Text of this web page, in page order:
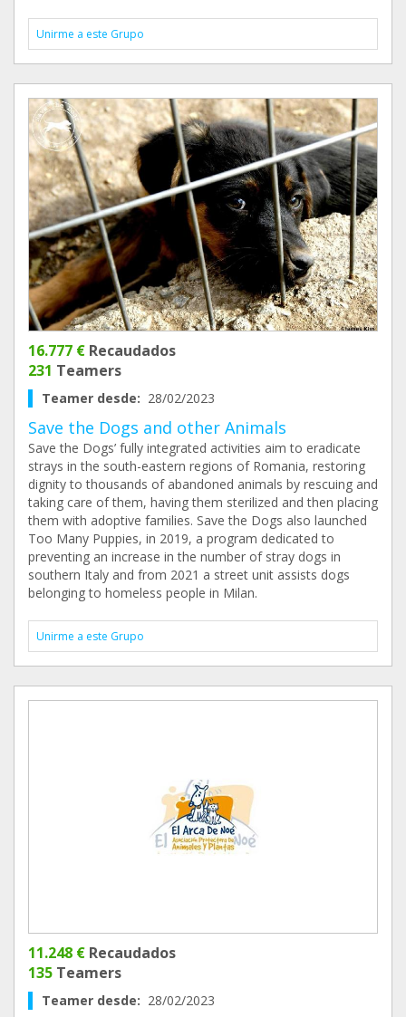
Unirme a este Grupo
16.777 € Recaudados
231 Teamers
Teamer desde: 28/02/2023
Save the Dogs and other Animals
Save the Dogs’ fully integrated activities aim to eradicate
strays in the south-eastern regions of Romania, restoring
dignity to thousands of abandoned animals by rescuing and
taking care of them, having them sterilized and then placing
them with adoptive families. Save the Dogs also launched
Too Many Puppies, in 2019, a program dedicated to
preventing an increase in the number of stray dogs in
southern Italy and from 2021 a street unit assists dogs
belonging to homeless people in Milan.
Unirme a este Grupo
11.248 € Recaudados
135 Teamers
Teamer desde: 28/02/2023